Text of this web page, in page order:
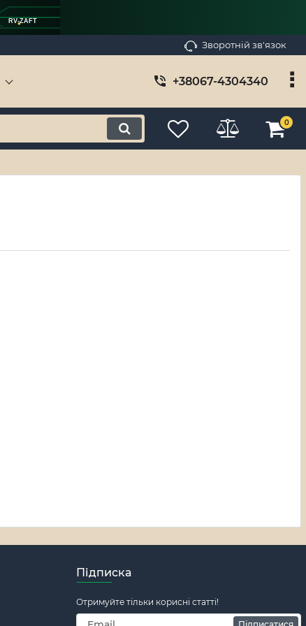
RV-ZAFT
Зворотній зв'язок
+38067-4304340
0
Підписка
Отримуйте тільки корисні статті!